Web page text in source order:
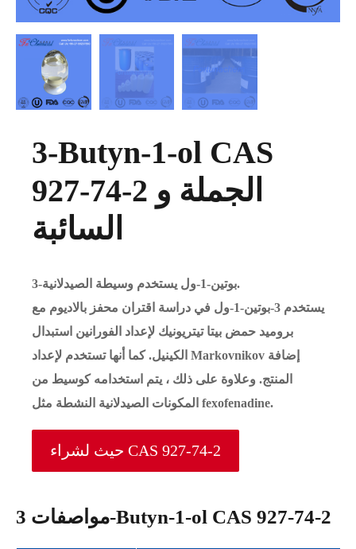
3-Butyn-1-ol CAS
927-74-2 الجملة و
السائبة
3-بوتين-1-ول يستخدم وسيطة الصيدلانية.
يستخدم 3-بوتين-1-ول في دراسة اقتران محفز بالاديوم مع
بروميد حمض بيتا تيتريونيك لإعداد الفورانين استبدال
الكينيل. كما أنها تستخدم لإعداد Markovnikov إضافة
المنتج. وعلاوة على ذلك ، يتم استخدامه كوسيط من
المكونات الصيدلانية النشطة مثل fexofenadine.
حيث لشراء CAS 927-74-2
مواصفات 3-Butyn-1-ol CAS 927-74-2